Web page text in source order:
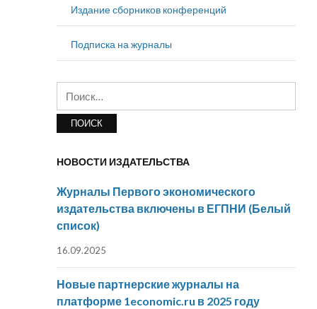
Издание сборников конференций
Подписка на журналы
НОВОСТИ ИЗДАТЕЛЬСТВА
Журналы Первого экономического
издательства включены в ЕГПНИ (Белый
список)
16.09.2025
Новые партнерские журналы на
платформе 1economic.ru в 2025 году